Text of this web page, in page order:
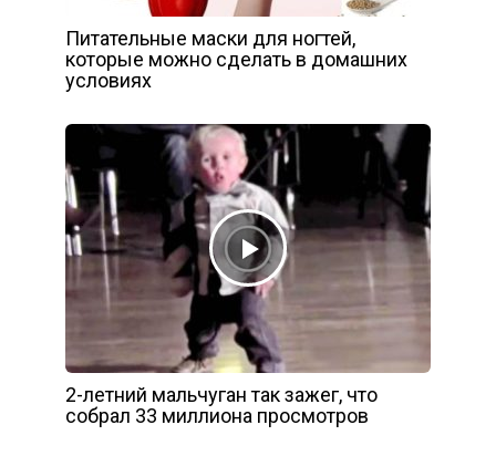
Питательные маски для ногтей,
которые можно сделать в домашних
условиях
2-летний мальчуган так зажег, что
собрал 33 миллиона просмотров